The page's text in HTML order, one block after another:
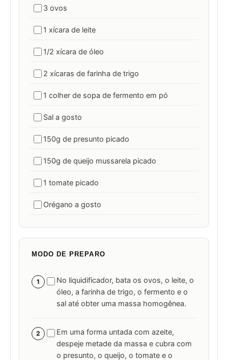
3 ovos
1 xícara de leite
1/2 xícara de óleo
2 xícaras de farinha de trigo
1 colher de sopa de fermento em pó
Sal a gosto
150g de presunto picado
150g de queijo mussarela picado
1 tomate picado
Orégano a gosto
MODO DE PREPARO
1
No liquidificador, bata os ovos, o leite, o
óleo, a farinha de trigo, o fermento e o
sal até obter uma massa homogênea.
2
Em uma forma untada com azeite,
despeje metade da massa e cubra com
o presunto, o queijo, o tomate e o